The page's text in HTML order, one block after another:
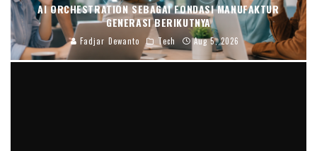
AI ORCHESTRATION SEBAGAI FONDASI MANUFAKTUR
GENERASI BERIKUTNYA
Fadjar Dewanto Tech Aug 5, 2026